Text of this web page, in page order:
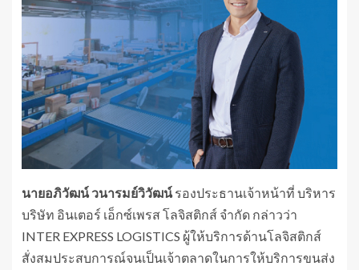
นายอภิวัฒน์ วนารมย์วิวัฒน์รองประธานเจ้าหน้าที่ บริหาร
บริษัท อินเตอร์ เอ็กซ์เพรส โลจิสติกส์ จำกัด กล่าวว่า
INTER EXPRESS LOGISTICS ผู้ให้บริการด้านโลจิสติกส์
สั่งสมประสบการณ์จนเป็นเจ้าตลาดในการให้บริการขนส่ง